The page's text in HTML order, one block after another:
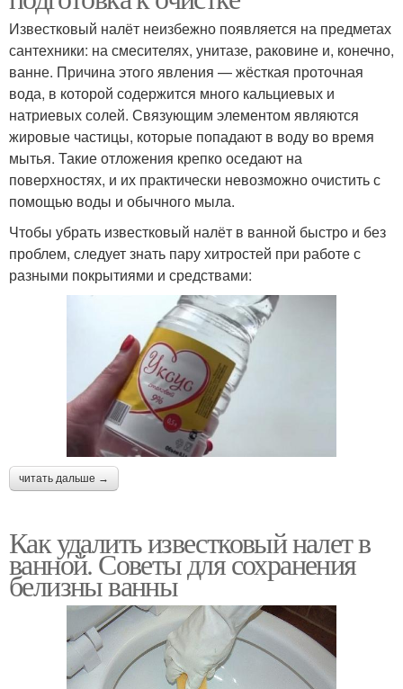
Известковый налёт неизбежно появляется на предметах
сантехники: на смесителях, унитазе, раковине и, конечно,
ванне. Причина этого явления — жёсткая проточная
вода, в которой содержится много кальциевых и
натриевых солей. Связующим элементом являются
жировые частицы, которые попадают в воду во время
мытья. Такие отложения крепко оседают на
поверхностях, и их практически невозможно очистить с
помощью воды и обычного мыла.
Чтобы убрать известковый налёт в ванной быстро и без
проблем, следует знать пару хитростей при работе с
разными покрытиями и средствами:
читать дальше →
Как удалить известковый налет в
ванной. Советы для сохранения
белизны ванны